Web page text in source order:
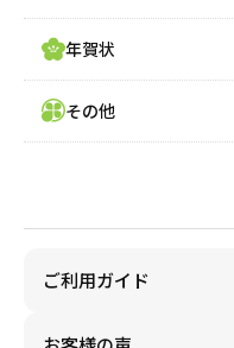
年賀状
その他
ご利用ガイド